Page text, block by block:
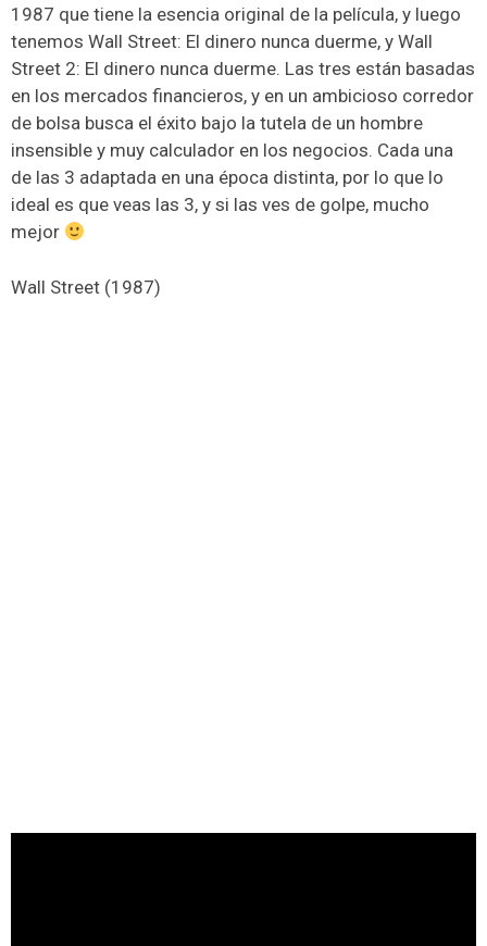
1987 que tiene la esencia original de la película, y luego
tenemos Wall Street: El dinero nunca duerme, y Wall
Street 2: El dinero nunca duerme. Las tres están basadas
en los mercados financieros, y en un ambicioso corredor
de bolsa busca el éxito bajo la tutela de un hombre
insensible y muy calculador en los negocios. Cada una
de las 3 adaptada en una época distinta, por lo que lo
ideal es que veas las 3, y si las ves de golpe, mucho
mejor
Wall Street (1987)